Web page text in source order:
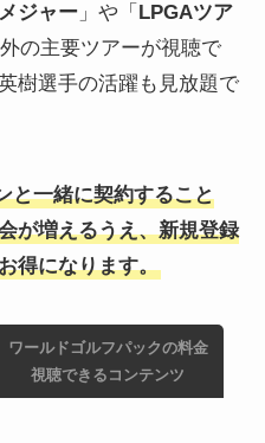
ジャー」や「 LPGAツア
の主要ツアーが視聴で
樹選手の活躍も見放題で
と一緒に契約すること
が増えるうえ、新規登録
得になります。
ワールドゴルフパックの料金
視聴できるコンテンツ